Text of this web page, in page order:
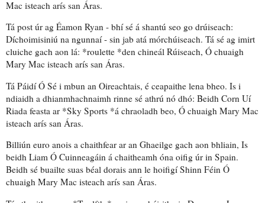
Mac isteach arís san Áras.
Tá post úr ag Éamon Ryan - bhí sé á shantú seo go drúiseach:
Díchoimisiniú na ngunnaí - sin jab atá mórchúiseach. Tá sé ag imirt
cluiche gach aon lá: *roulette *den chineál Rúiseach, Ó chuaigh
Mary Mac isteach arís san Áras.
Tá Páidí Ó Sé i mbun an Oireachtais, é ceapaithe lena bheo. Is i
ndiaidh a dhianmhachnaimh rinne sé athrú nó dhó: Beidh Corn Uí
Riada feasta ar *Sky Sports *á chraoladh beo, Ó chuaigh Mary Mac
isteach arís san Áras.
Billiún euro anois a chaithfear ar an Ghaeilge gach aon bhliain, Is
beidh Liam Ó Cuinneagáin á chaitheamh óna oifig úr in Spain.
Beidh sé buailte suas béal dorais ann le hoifigí Shinn Féin Ó
chuaigh Mary Mac isteach arís san Áras.